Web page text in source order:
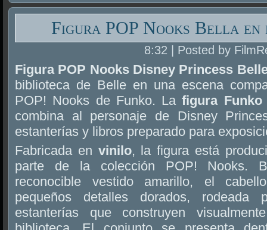
Figura POP Nooks Bella
8:32 | Posted by
Figura POP Nooks Disney Princess
biblioteca de Belle en una escena
POP! Nooks de Funko. Lafigura
combina al personaje de Disney
estanterías y libros preparado para
Fabricada en vinilo, la figura está
parte de la colección POP! Nooks.
reconocible vestido amarillo, el
pequeños detalles dorados,
estanterías que construyen